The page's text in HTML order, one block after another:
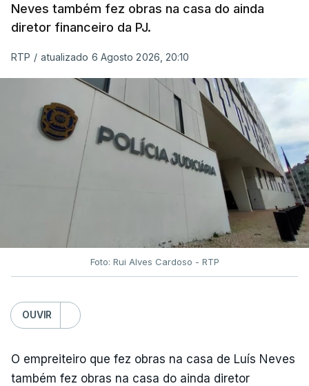
Neves também fez obras na casa do ainda
diretor financeiro da PJ.
RTP / atualizado 6 Agosto 2026, 20:10
Foto: Rui Alves Cardoso - RTP
OUVIR
O empreiteiro que fez obras na casa de Luís Neves
também fez obras na casa do ainda diretor